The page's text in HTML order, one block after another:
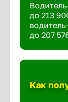
до 213
до 207
Как